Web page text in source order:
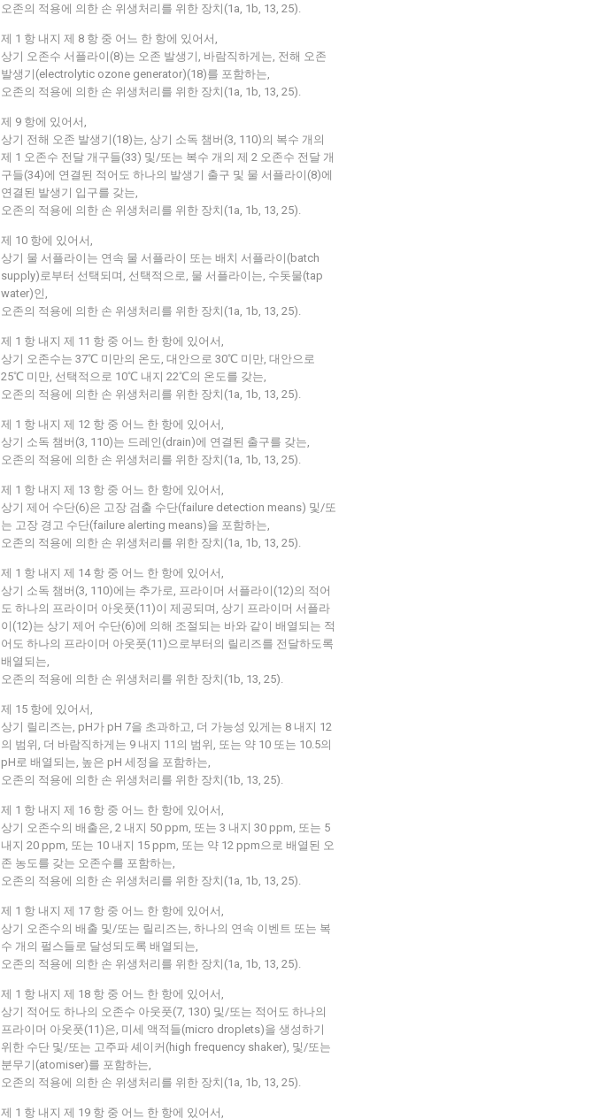
오존의 적용에 의한 손 위생처리를 위한 장치(1a, 1b, 13, 25).
제 1 항 내지 제 8 항 중 어느 한 항에 있어서,
상기 오존수 서플라이(8)는 오존 발생기, 바람직하게는, 전해 오존
발생기(electrolytic ozone generator)(18)를 포함하는,
오존의 적용에 의한 손 위생처리를 위한 장치(1a, 1b, 13, 25).
제 9 항에 있어서,
상기 전해 오존 발생기(18)는, 상기 소독 챔버(3, 110)의 복수 개의
제 1 오존수 전달 개구들(33) 및/또는 복수 개의 제 2 오존수 전달 개
구들(34)에 연결된 적어도 하나의 발생기 출구 및 물 서플라이(8)에
연결된 발생기 입구를 갖는,
오존의 적용에 의한 손 위생처리를 위한 장치(1a, 1b, 13, 25).
제 10 항에 있어서,
상기 물 서플라이는 연속 물 서플라이 또는 배치 서플라이(batch
supply)로부터 선택되며, 선택적으로, 물 서플라이는, 수돗물(tap
water)인,
오존의 적용에 의한 손 위생처리를 위한 장치(1a, 1b, 13, 25).
제 1 항 내지 제 11 항 중 어느 한 항에 있어서,
상기 오존수는 37℃ 미만의 온도, 대안으로 30℃ 미만, 대안으로
25℃ 미만, 선택적으로 10℃ 내지 22℃의 온도를 갖는,
오존의 적용에 의한 손 위생처리를 위한 장치(1a, 1b, 13, 25).
제 1 항 내지 제 12 항 중 어느 한 항에 있어서,
상기 소독 챔버(3, 110)는 드레인(drain)에 연결된 출구를 갖는,
오존의 적용에 의한 손 위생처리를 위한 장치(1a, 1b, 13, 25).
제 1 항 내지 제 13 항 중 어느 한 항에 있어서,
상기 제어 수단(6)은 고장 검출 수단(failure detection means) 및/또
는 고장 경고 수단(failure alerting means)을 포함하는,
오존의 적용에 의한 손 위생처리를 위한 장치(1a, 1b, 13, 25).
제 1 항 내지 제 14 항 중 어느 한 항에 있어서,
상기 소독 챔버(3, 110)에는 추가로, 프라이머 서플라이(12)의 적어
도 하나의 프라이머 아웃풋(11)이 제공되며, 상기 프라이머 서플라
이(12)는 상기 제어 수단(6)에 의해 조절되는 바와 같이 배열되는 적
어도 하나의 프라이머 아웃풋(11)으로부터의 릴리즈를 전달하도록
배열되는,
오존의 적용에 의한 손 위생처리를 위한 장치(1b, 13, 25).
제 15 항에 있어서,
상기 릴리즈는, pH가 pH 7을 초과하고, 더 가능성 있게는 8 내지 12
의 범위, 더 바람직하게는 9 내지 11의 범위, 또는 약 10 또는 10.5의
pH로 배열되는, 높은 pH 세정을 포함하는,
오존의 적용에 의한 손 위생처리를 위한 장치(1b, 13, 25).
제 1 항 내지 제 16 항 중 어느 한 항에 있어서,
상기 오존수의 배출은, 2 내지 50 ppm, 또는 3 내지 30 ppm, 또는 5
내지 20 ppm, 또는 10 내지 15 ppm, 또는 약 12 ppm으로 배열된 오
존 농도를 갖는 오존수를 포함하는,
오존의 적용에 의한 손 위생처리를 위한 장치(1a, 1b, 13, 25).
제 1 항 내지 제 17 항 중 어느 한 항에 있어서,
상기 오존수의 배출 및/또는 릴리즈는, 하나의 연속 이벤트 또는 복
수 개의 펄스들로 달성되도록 배열되는,
오존의 적용에 의한 손 위생처리를 위한 장치(1a, 1b, 13, 25).
제 1 항 내지 제 18 항 중 어느 한 항에 있어서,
상기 적어도 하나의 오존수 아웃풋(7, 130) 및/또는 적어도 하나의
프라이머 아웃풋(11)은, 미세 액적들(micro droplets)을 생성하기
위한 수단 및/또는 고주파 셰이커(high frequency shaker), 및/또는
분무기(atomiser)를 포함하는,
오존의 적용에 의한 손 위생처리를 위한 장치(1a, 1b, 13, 25).
제 1 항 내지 제 19 항 중 어느 한 항에 있어서,